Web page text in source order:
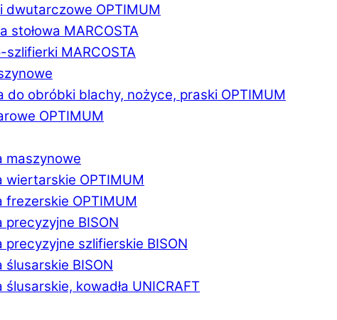
dwutarczowe OPTIMUM
stołowa MARCOSTA
szlifierki MARCOSTA
do obróbki blachy, nożyce, praski OPTIMUM
OPTIMUM
maszynowe
wiertarskie OPTIMUM
frezerskie OPTIMUM
precyzyjne BISON
precyzyjne szlifierskie BISON
ślusarskie BISON
ślusarskie, kowadła UNICRAFT